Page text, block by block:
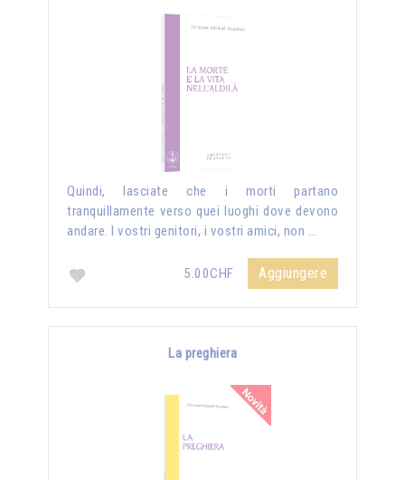
Quindi, lasciate che i morti partano
tranquillamente verso quei luoghi dove devono
andare. I vostri genitori, i vostri amici, non …
5.00CHF Aggiungere
La preghiera